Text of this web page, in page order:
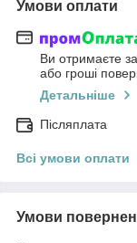
Умови оплати
Ви отримаєте
або гроші
Детальніше
Післяплата
Всі умови оплати
Умови